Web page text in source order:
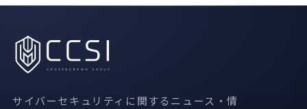
サイバーセキュリティに関するニュース・情